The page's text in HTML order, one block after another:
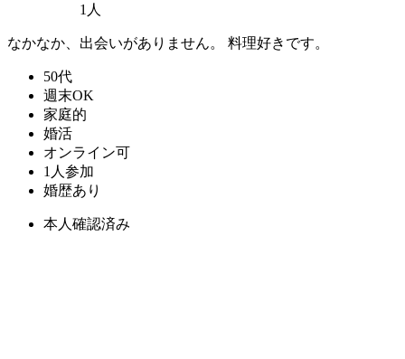
1人
なかなか、出会いがありません。 料理好きです。
50代
週末OK
家庭的
婚活
オンライン可
1人参加
婚歴あり
本人確認済み